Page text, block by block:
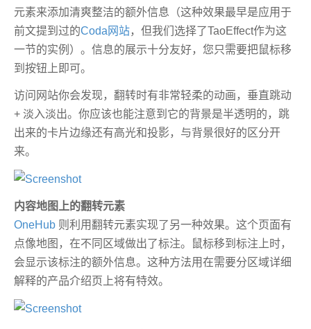
元素来添加清爽整洁的额外信息（这种效果最早是应用于
前文提到过的Coda网站，但我们选择了TaoEffect作为这
一节的实例）。信息的展示十分友好，您只需要把鼠标移
到按钮上即可。
访问网站你会发现，翻转时有非常轻柔的动画，垂直跳动
+ 淡入淡出。你应该也能注意到它的背景是半透明的，跳
出来的卡片边缘还有高光和投影，与背景很好的区分开
来。
内容地图上的翻转元素
OneHub 则利用翻转元素实现了另一种效果。这个页面有
点像地图，在不同区域做出了标注。鼠标移到标注上时，
会显示该标注的额外信息。这种方法用在需要分区域详细
解释的产品介绍页上将有特效。